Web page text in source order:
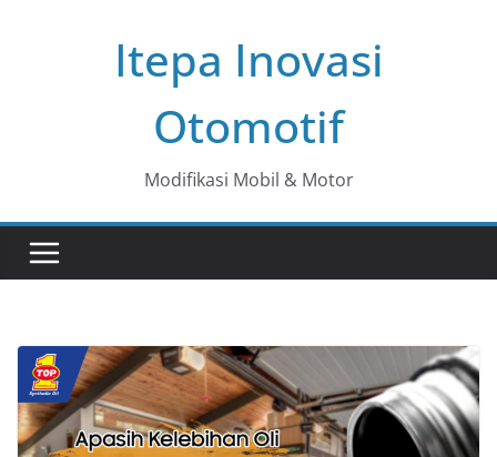
Itepa Inovasi
Otomotif
Modifikasi Mobil & Motor